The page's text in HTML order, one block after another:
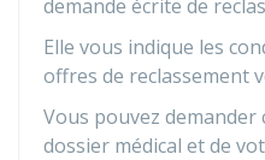
demande écrite de
Elle vous indique les
offres de reclassement
Vous pouvez
dossier médical et de